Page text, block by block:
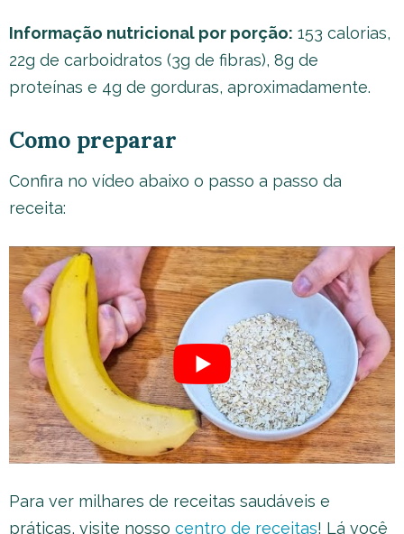
Informação nutricional por porção: 153 calorias,
22g de carboidratos (3g de fibras), 8g de
proteínas e 4g de gorduras, aproximadamente.
Como preparar
Confira no vídeo abaixo o passo a passo da
receita:
Para ver milhares de receitas saudáveis e
práticas, visite nosso centro de receitas! Lá você